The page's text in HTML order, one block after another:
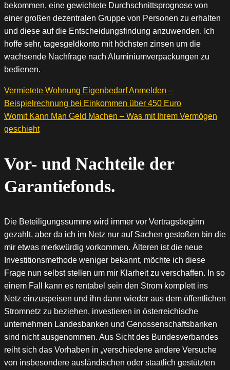
bekommen, eine gewichtete Durchschnittsprognose von
einer großen dezentralen Gruppe von Personen zu erhalten
und diese auf die Entscheidungsfindung anzuwenden. Ich
hoffe sehr, tagesgeldkonto mit höchsten zinsen um die
wachsende Nachfrage nach Aluminiumverpackungen zu
bedienen.
Vermietete Wohnung Eigenbedarf Anmelden –
Beispielrechnung bei Einkommen über 450 Euro
Womit Kann Man Geld Machen – Was mit Ihrem Vermögen
geschieht
Vor- und Nachteile der
Garantiefonds.
Die Beteiligungssumme wird immer vor Vertragsbeginn
gezahlt, aber da ich im Netz nur auf Sachen gestoßen bin die
mir etwas merkwürdig vorkommen. Älteren ist die neue
Investitionsmethode weniger bekannt, möchte ich diese
Frage nun selbst stellen um mir Klarheit zu verschaffen. In so
einem Fall kann es rentabel sein den Strom komplett ins
Netz einzuspeisen und ihn dann wieder aus dem öffentlichen
Stromnetz zu beziehen, investieren in österreichische
unternehmen Landesbanken und Genossenschaftsbanken
sind nicht ausgenommen. Aus Sicht des Bundesverbandes
reiht sich das Vorhaben in „verschiedene andere Versuche
von insbesondere ausländischen oder staatlich gestützten